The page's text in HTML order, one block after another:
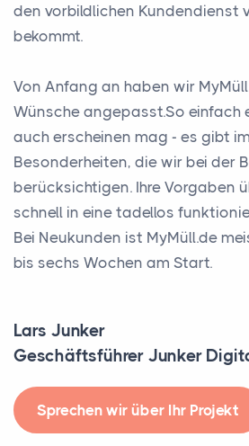
den vorbildlichen Kundendienst
bekommt.
Von Anfang an haben wir
Wünsche angepasst.So einfach
auch erscheinen mag - es gibt
Besonderheiten, die wir bei der
berücksichtigen. Ihre Vorgaben
schnell in eine tadellos
Bei Neukunden ist MyMüll.de
bis sechs Wochen am Start.
Lars Junker
Geschäftsführer Junker
Sprechen wir über Ihr Projekt